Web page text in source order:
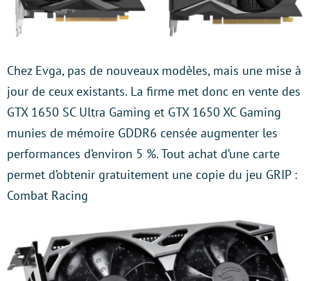
Chez Evga, pas de nouveaux modèles, mais une mise à
jour de ceux existants. La firme met donc en vente des
GTX 1650 SC Ultra Gaming et GTX 1650 XC Gaming
munies de mémoire GDDR6 censée augmenter les
performances d’environ 5 %. Tout achat d’une carte
permet d’obtenir gratuitement une copie du jeu GRIP :
Combat Racing